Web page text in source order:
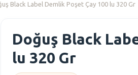
Black Label Demlik Poşet Çay 100 lu 320 Gr
Doğuş Black
lu 320 Gr